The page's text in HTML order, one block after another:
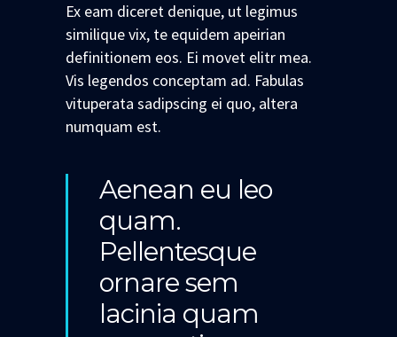
Ex eam diceret denique, ut legimus
similique vix, te equidem apeirian
definitionem eos. Ei movet elitr mea.
Vis legendos conceptam ad. Fabulas
vituperata sadipscing ei quo, altera
numquam est.
Aenean eu leo
quam.
Pellentesque
ornare sem
lacinia quam